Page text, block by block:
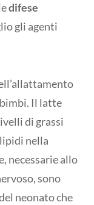
difese
gli agenti
Il latte
di grassi
nella
necessarie allo
sono
neonato che